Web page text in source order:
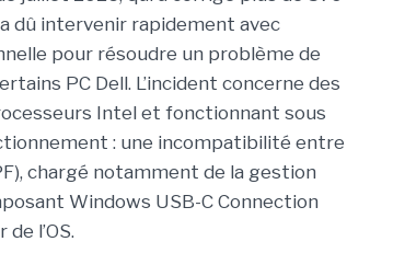
a dû intervenir rapidement avec
e pour résoudre un problème de
PC Dell. L’incident concerne des
Intel et fonctionnant sous
: une incompatibilité entre
chargé notamment de la gestion
Windows USB-C Connection
l’OS.